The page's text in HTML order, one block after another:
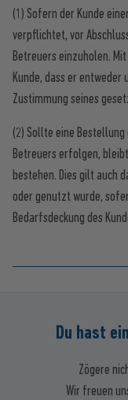
(1) Sofern der Kunde
verpflichtet, vor
Betreuers einzuholen.
Kunde, dass er
Zustimmung seines
(2) Sollte eine
Betreuers erfolgen,
bestehen. Dies gilt auch
oder genutzt wurde,
Bedarfsdeckung des
Du hast
Zögere
Wir freuen